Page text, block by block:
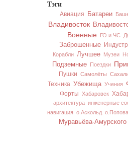
Тэги
Авиация Батареи
Владивосток
Военные ГО и ЧС
Заброшенные
Корабли Лучшее Музеи
Подземные Поездки
Пушки Самолёты
Техника Убежища Учения
Форты Хабаровск
архитектура инженерные
навигация о.Аскольд о.Попова
Муравьёва-Амурского